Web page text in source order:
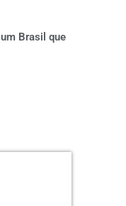
Brasil que